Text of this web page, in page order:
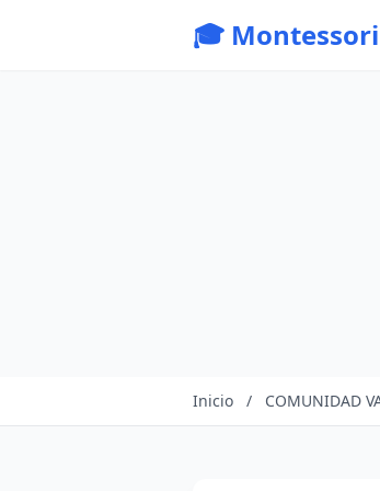
🎓 Montessori
Inicio / COMUNIDAD